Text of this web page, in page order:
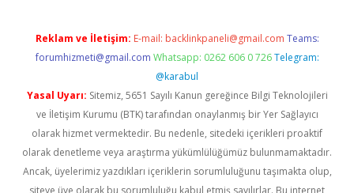
Reklam ve İletişim: E-mail: backlinkpaneli@gmail.com Teams:
forumhizmeti@gmail.com Whatsapp: 0262 606 0 726 Telegram:
@karabul
Yasal Uyarı: Sitemiz, 5651 Sayılı Kanun gereğince Bilgi Teknolojileri
ve İletişim Kurumu (BTK) tarafından onaylanmış bir Yer Sağlayıcı
olarak hizmet vermektedir. Bu nedenle, sitedeki içerikleri proaktif
olarak denetleme veya araştırma yükümlülüğümüz bulunmamaktadır.
Ancak, üyelerimiz yazdıkları içeriklerin sorumluluğunu taşımakta olup,
siteye üye olarak bu sorumluluğu kabul etmiş sayılırlar. Bu internet